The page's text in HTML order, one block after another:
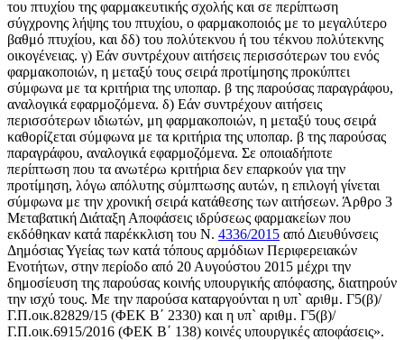
του πτυχίου της φαρμακευτικής σχολής και σε περίπτωση
σύγχρονης λήψης του πτυχίου, ο φαρμακοποιός με το μεγαλύτερο
βαθμό πτυχίου, και δδ) του πολύτεκνου ή του τέκνου πολύτεκνης
οικογένειας. γ) Εάν συντρέχουν αιτήσεις περισσότερων του ενός
φαρμακοποιών, η μεταξύ τους σειρά προτίμησης προκύπτει
σύμφωνα με τα κριτήρια της υποπαρ. β της παρούσας παραγράφου,
αναλογικά εφαρμοζόμενα. δ) Εάν συντρέχουν αιτήσεις
περισσότερων ιδιωτών, μη φαρμακοποιών, η μεταξύ τους σειρά
καθορίζεται σύμφωνα με τα κριτήρια της υποπαρ. β της παρούσας
παραγράφου, αναλογικά εφαρμοζόμενα. Σε οποιαδήποτε
περίπτωση που τα ανωτέρω κριτήρια δεν επαρκούν για την
προτίμηση, λόγω απόλυτης σύμπτωσης αυτών, η επιλογή γίνεται
σύμφωνα με την χρονική σειρά κατάθεσης των αιτήσεων. Άρθρο 3
Μεταβατική Διάταξη Αποφάσεις ιδρύσεως φαρμακείων που
εκδόθηκαν κατά παρέκκλιση του Ν. 4336/2015 από Διευθύνσεις
Δημόσιας Υγείας των κατά τόπους αρμόδιων Περιφερειακών
Ενοτήτων, στην περίοδο από 20 Αυγούστου 2015 μέχρι την
δημοσίευση της παρούσας κοινής υπουργικής απόφασης, διατηρούν
την ισχύ τους. Με την παρούσα καταργούνται η υπ` αριθμ. Γ5(β)/
Γ.Π.οικ.82829/15 (ΦΕΚ Β΄ 2330) και η υπ` αριθμ. Γ5(β)/
Γ.Π.οικ.6915/2016 (ΦΕΚ Β΄ 138) κοινές υπουργικές αποφάσεις».